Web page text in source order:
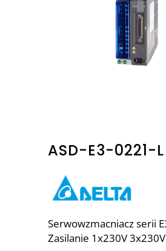
ASD-E3-0221-L
Serwowzmacniacz serii
Zasilanie 1x230V